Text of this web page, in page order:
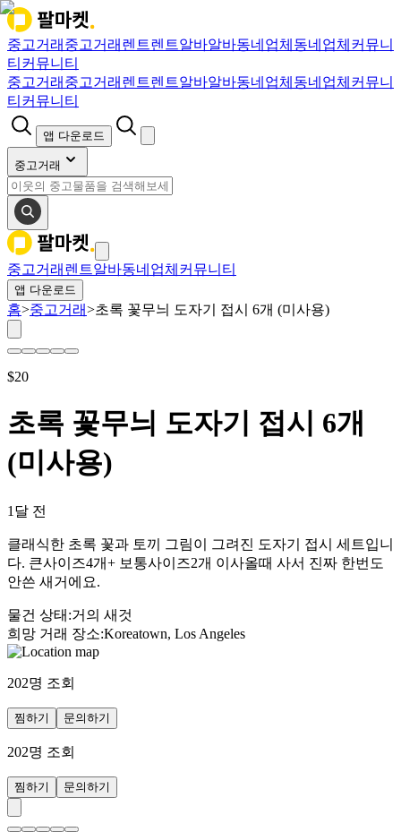
중고거래 중고거래 렌트렌트알바알바동네업체 동네업체 커뮤니
티 커뮤니티
중고거래 중고거래 렌트렌트알바알바동네업체 동네업체 커뮤니
티 커뮤니티
앱 다운로드
중고거래
중고거래 렌트알바동네업체 커뮤니티
앱 다운로드
홈>중고거래>초록 꽃무늬 도자기 접시 6개 (미사용)
$20
초록 꽃무늬 도자기 접시 6개
(미사용)
1달 전
클래식한 초록 꽃과 토끼 그림이 그려진 도자기 접시 세트입니
다. 큰사이즈4개+ 보통사이즈2개 이사올때 사서 진짜 한번도
안쓴 새거에요.
물건 상태 :거의 새것
희망 거래 장소:Koreatown, Los Angeles
202명 조회
찜하기 문의하기
202명 조회
찜하기 문의하기